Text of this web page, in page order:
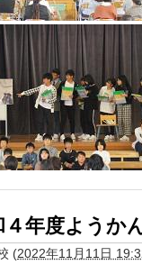
４年度ようか
(2022年11月11日